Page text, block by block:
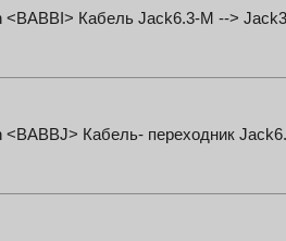
<BABBI> Кабель Jack6.3-M -->
<BABBJ> Кабель- переходник